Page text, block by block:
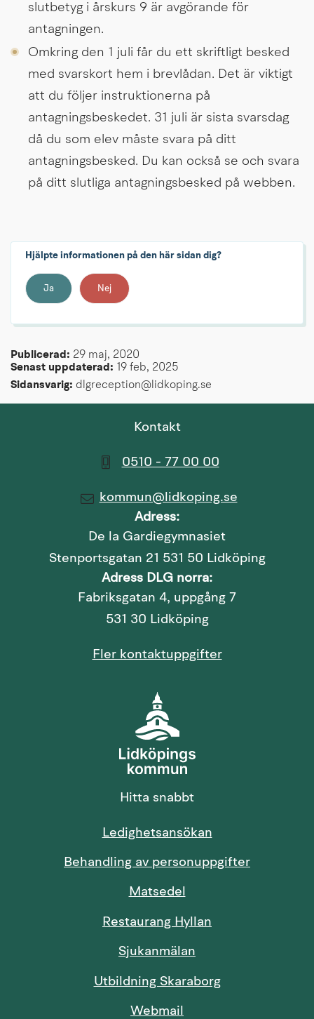
slutbetyg i årskurs 9 är avgörande för
antagningen.
Omkring den 1 juli får du ett skriftligt besked
med svarskort hem i brevlådan. Det är viktigt
att du följer instruktionerna på
antagningsbeskedet. 31 juli är sista svarsdag
då du som elev måste svara på ditt
antagningsbesked. Du kan också se och svara
på ditt slutliga antagningsbesked på webben.
Hjälpte informationen på den här sidan dig?
Ja Nej
Publicerad: 29 maj, 2020
Senast uppdaterad: 19 feb, 2025
Sidansvarig: dlgreception@lidkoping.se
Kontakt
0510 - 77 00 00
kommun@lidkoping.se
Adress:
De la Gardiegymnasiet
Stenportsgatan 21 531 50 Lidköping
Adress DLG norra:
Fabriksgatan 4, uppgång 7
531 30 Lidköping
Fler kontaktuppgifter
Hitta snabbt
LedighetsansökanLänk till annan
Behandling av personuppgifter
Matsedel
Restaurang Hyllan
Sjukanmälan
Utbildning SkaraborgLänk till annan
Webmail